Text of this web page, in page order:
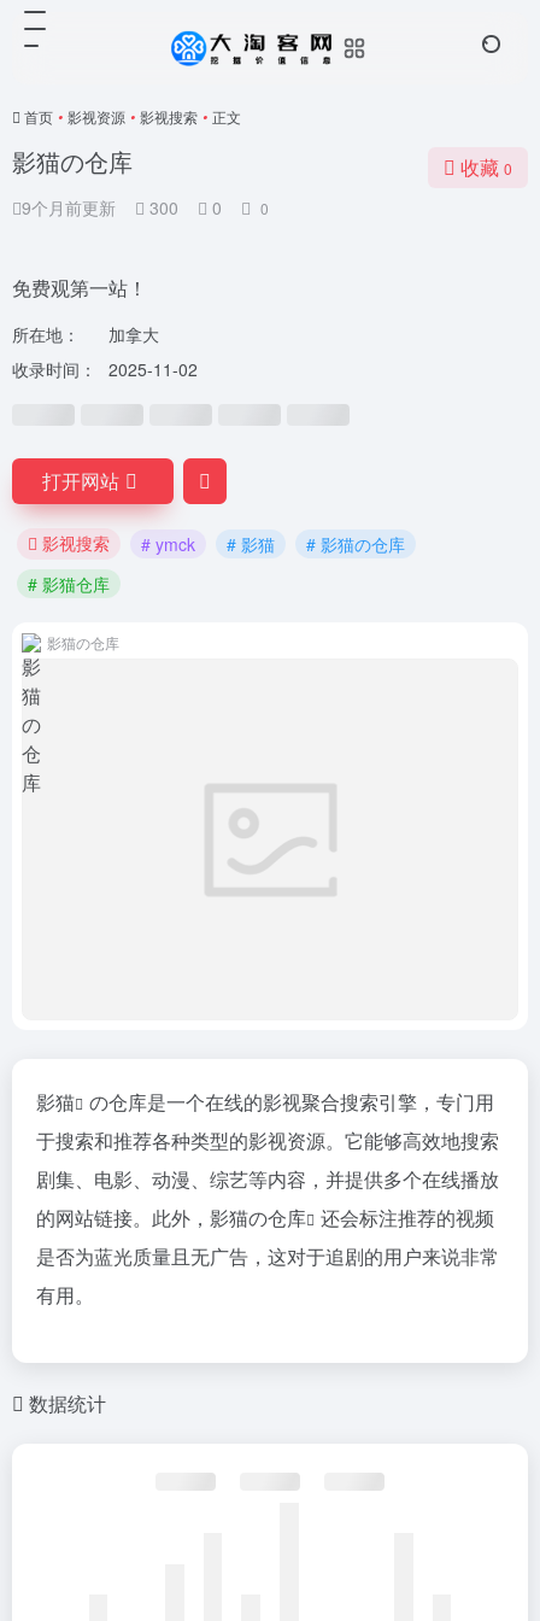
首页 • 影视资源 • 影视搜索 • 正文
影猫の仓库
9个月前更新 300 0 0
收藏 0
免费观第一站！
所在地：
加拿大
收录时间：
2025-11-02
打开网站
影视搜索 # ymck # 影猫
# 影猫の仓库
# 影猫仓库
影猫の仓库
影猫 の仓库是一个在线的影视聚合搜索引擎，专门用
于搜索和推荐各种类型的影视资源。它能够高效地搜索
剧集、电影、动漫、综艺等内容，并提供多个在线播放
的网站链接。此外， 影猫の仓库 还会标注推荐的视频
是否为蓝光质量且无广告，这对于追剧的用户来说非常
有用。
数据统计